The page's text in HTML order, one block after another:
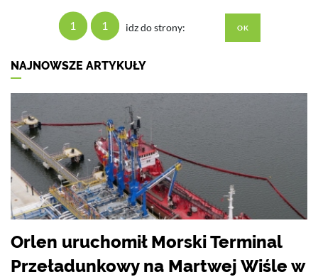
1 1 idz do strony:
NAJNOWSZE ARTYKUŁY
Orlen uruchomił Morski Terminal
Przeładunkowy na Martwej Wiśle w